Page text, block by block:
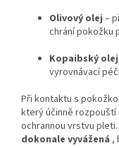
Olivový olej –
chrání pokožku
Kopaibský olej
vyrovnávací
Při kontaktu s
který účinně rozpouští
ochrannou vrstvu
dokonale vyvážená ,